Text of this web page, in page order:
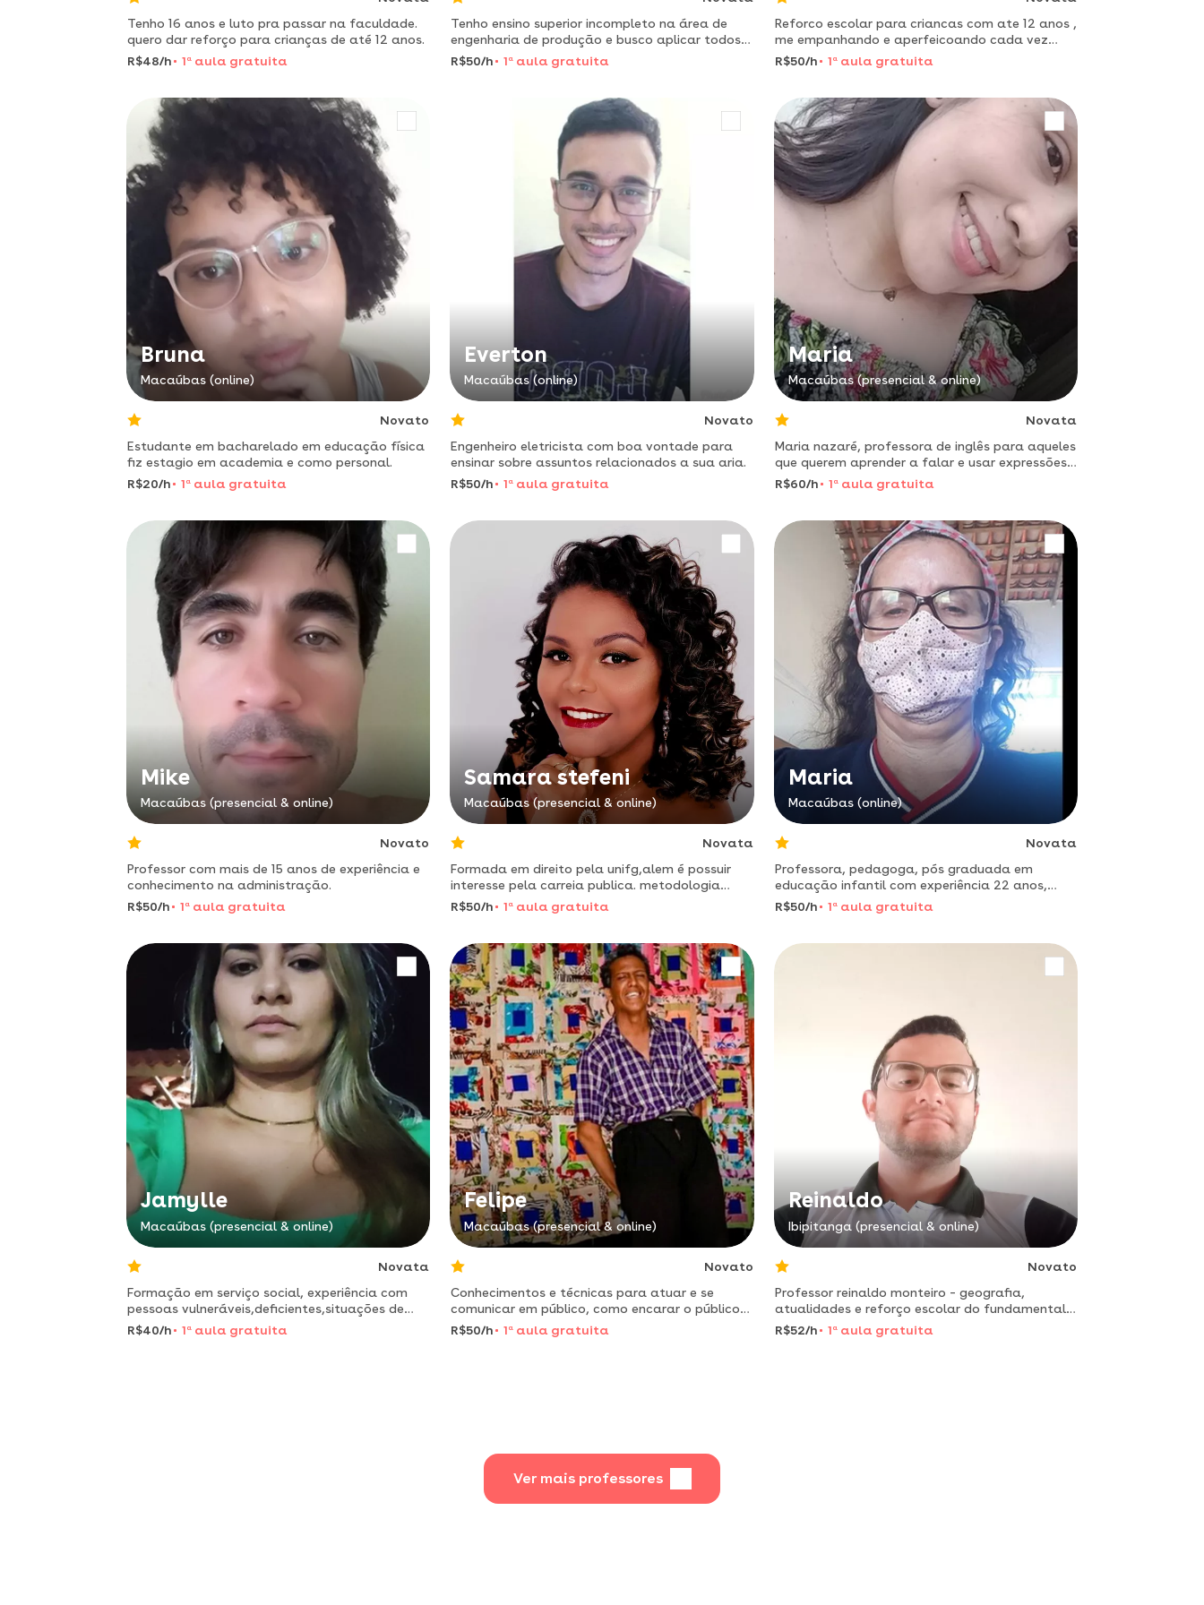
Tenho 16 anos e luto pra passar na faculdade.
quero dar reforço para crianças de até 12 anos.
R$48/h
1 a aula gratuita
Tenho ensino superior incompleto na área de
engenharia de produção e busco aplicar todos
os meus conhecimentos adquiridos até aqui
como forma de auxílio para
R$50/h 1 a aula gratuita
Reforco escolar para criancas com ate 12 anos ,
me empanhando e aperfeicoando cada vez
mais para ajuda no melhor aprendizado para
R$50/h 1 aaula gratuita
Bruna
Macaúbas (online)
Novato
Estudante em bacharelado em educação física
fiz estagio em academia e como personal.
R$20/h
1 a aula gratuita
Everton
Macaúbas (online)
Novato
Engenheiro eletricista com boa vontade para
ensinar sobre assuntos relacionados a sua aria.
R$50/h
1 a aula gratuita
Maria
Macaúbas (presencial & online)
Novata
Maria nazaré, professora de inglês para aqueles
que querem aprender a falar e usar expressões
como( linguagem corporal, pronunciar com
R$60/h 1 aaula gratuita
Mike
Macaúbas (presencial & online)
Novato
Professor com mais de 15 anos de experiência e
conhecimento na administração.
R$50/h
1 a aula gratuita
Samara stefeni
Macaúbas (presencial & online)
Novata
Formada em direito pela unifg,alem é possuir
interesse pela carreia publica. metodologia
didática, com base nas leis regentes.
R$50/h 1 a aula gratuita
Maria
Macaúbas (online)
Novata
Professora, pedagoga, pós graduada em
educação infantil com experiência 22 anos,
amo minha profissão, alfabetizar é minha
paixão, venha conferir meu trabalho.
R$50/h 1 aaula gratuita
Jamylle
Macaúbas (presencial & online)
Novata
Formação em serviço social, experiência com
pessoas vulneráveis,deficientes,situações de
ruas. matérias que ensino no reforço escolar,
português e matemática
R$40/h 1 a aula gratuita
Felipe
Macaúbas (presencial & online)
Novato
Conhecimentos e técnicas para atuar e se
comunicar em público, como encarar o público ,
como olhar para o público e se posicionar no
R$50/h 1 a aula gratuita
Reinaldo
Ibipitanga (presencial & online)
Novato
Professor reinaldo monteiro – geografia,
atualidades e reforço escolar do fundamental
ao médio e enem.
R$52/h 1 aaula gratuita
Ver mais professores